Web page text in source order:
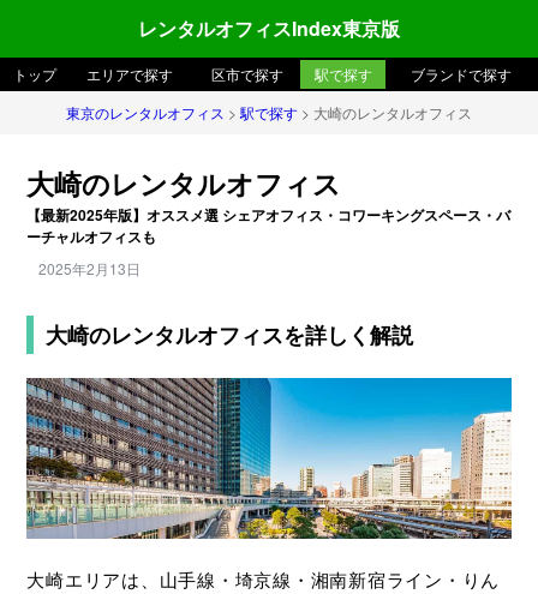
レンタルオフィスIndex東京版
トップ エリアで探す 区市で探す 駅で探す
ブランドで探す
東京のレンタルオフィス > 駅で探す > 大崎のレンタルオフィス
大崎のレンタルオフィス
【最新2025年版】オススメ選 シェアオフィス・コワーキングスペース・バ
ーチャルオフィスも
2025年2月13日
大崎のレンタルオフィスを詳しく解説
大崎エリアは、山手線・埼京線・湘南新宿ライン・りん